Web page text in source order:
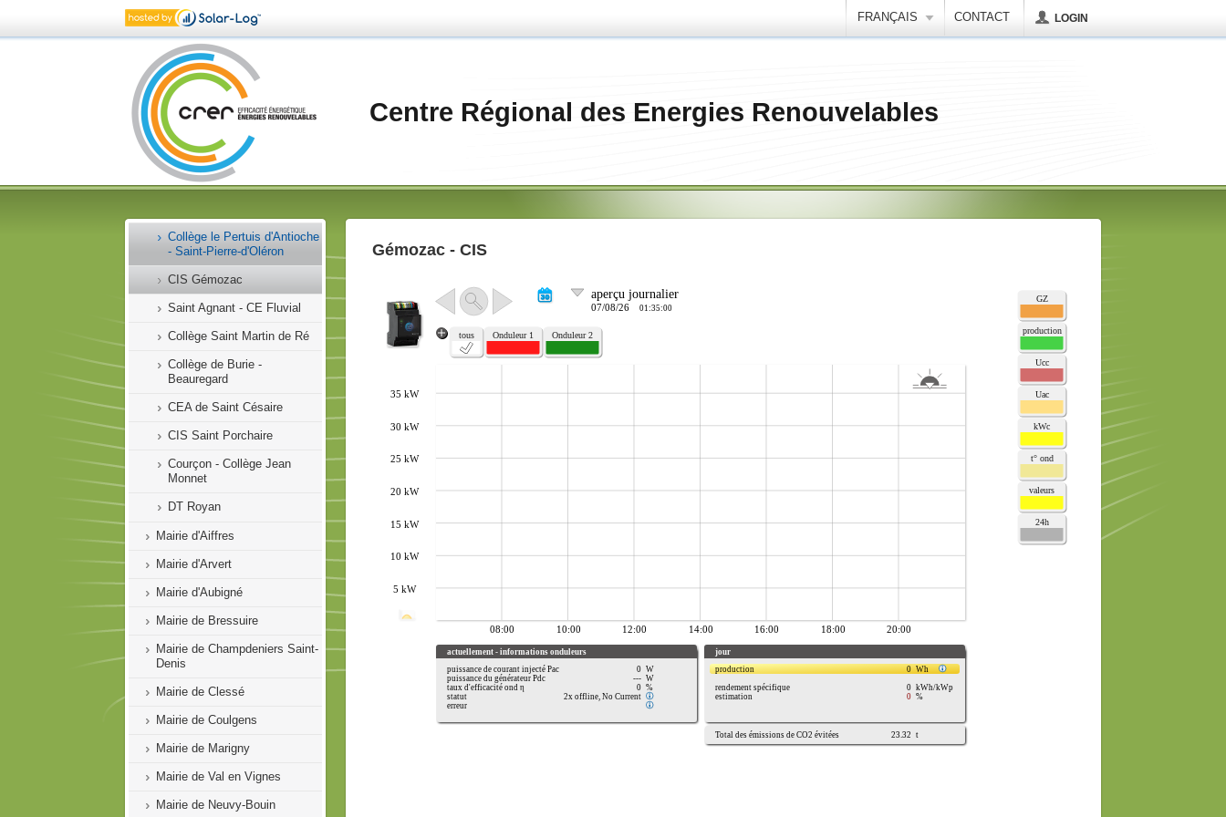
FRANÇAIS CONTACT LOGIN
Centre Régional des Energies Renouvelables
La Rochelle - MCM
Jonzac - Centre
d'exploitation
DML
Centre d'exploitation
d'Angoulins
Cozes - Collège des Vielles
Vignes
Collège le Pertuis d'Antioche
- Saint-Pierre-d'Oléron
CIS Gémozac
Saint Agnant - CE Fluvial
Collège Saint Martin de Ré
Collège de Burie -
Beauregard
CEA de Saint Césaire
CIS Saint Porchaire
Courçon - Collège Jean
Monnet
DT Royan
Mairie d'Aiffres
Mairie d'Arvert
Mairie d'Aubigné
Mairie de Bressuire
Mairie de Champdeniers Saint-
Denis
Mairie de Clessé
Mairie de Coulgens
Mairie de Marigny
Mairie de Val en Vignes
Mairie de Neuvy-Bouin
Gémozac - CIS